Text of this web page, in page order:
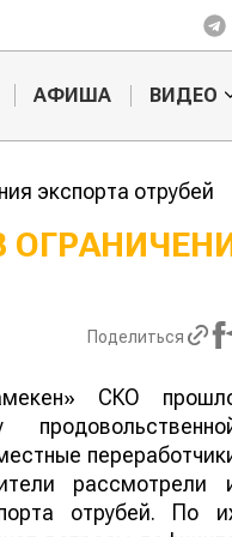
АФИША ВИДЕО
экспорта отрубей
Поделиться
СКО
рассмотрели
отрубей. По
мясного скота